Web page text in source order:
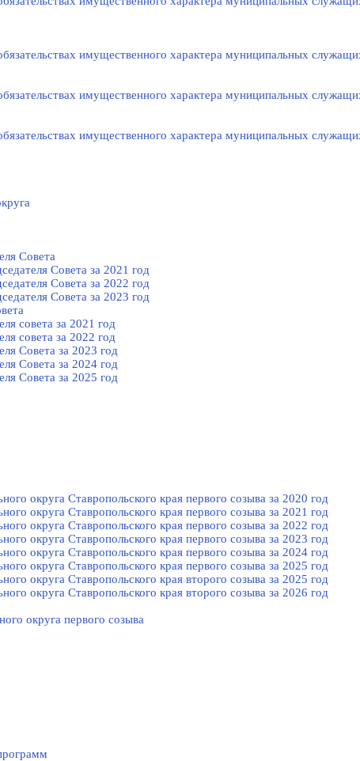
имущественного характера муниципальных
имущественного характера муниципальных
имущественного характера муниципальных
Cовета
Cовета за 2021 год
Cовета за 2022 год
Cовета за 2023 год
совета за 2021 год
совета за 2022 год
Cовета за 2023 год
Cовета за 2024 год
Cовета за 2025 год
округа Ставропольского края первого созыва за 2020 год
округа Ставропольского края первого созыва за 2021 год
округа Ставропольского края первого созыва за 2022 год
округа Ставропольского края первого созыва за 2023 год
округа Ставропольского края первого созыва за 2024 год
округа Ставропольского края первого созыва за 2025 год
округа Ставропольского края второго созыва за 2025 год
округа Ставропольского края второго созыва за 2026 год
округа первого созыва